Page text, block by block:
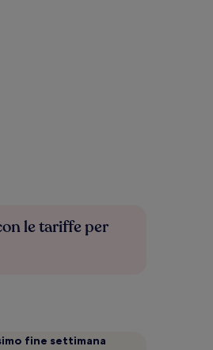
le tariffe per
fine settimana